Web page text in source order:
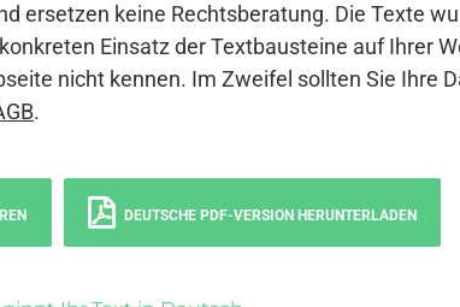
ersetzen keine Rechtsberatung. Die Texte
Einsatz der Textbausteine auf Ihrer
nicht kennen. Im Zweifel sollten Sie Ihre
.
DEUTSCHE PDF-VERSION HERUNTERLADEN